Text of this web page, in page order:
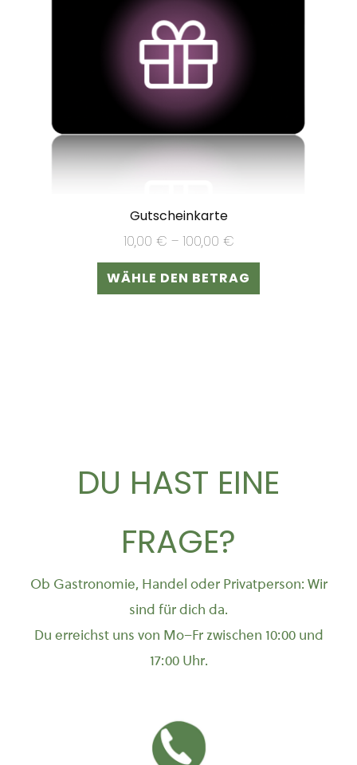
Gutscheinkarte
10,00 € – 100,00 €
WÄHLE DEN BETRAG
Dieses
Produkt
auf
der
DU HAST EINE
FRAGE?
Ob Gastronomie, Handel oder Privatperson: Wir
sind für dich da.
Du erreichst uns von Mo–Fr zwischen 10:00 und
17:00 Uhr.